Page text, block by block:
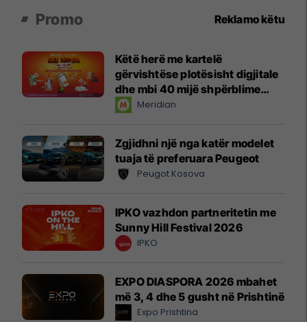
Promo Reklamo këtu
Këtë herë me kartelë
gërvishtëse plotësisht digjitale
dhe mbi 40 mijë shpërblime
instant!Meridian
Zgjidhni një nga katër modelet
tuaja të preferuara Peugeot
Peugot Kosova
IPKO vazhdon partneritetin me
Sunny Hill Festival 2026
IPKO
EXPO DIASPORA 2026 mbahet
më 3, 4 dhe 5 gusht në Prishtinë
Expo Prishtina